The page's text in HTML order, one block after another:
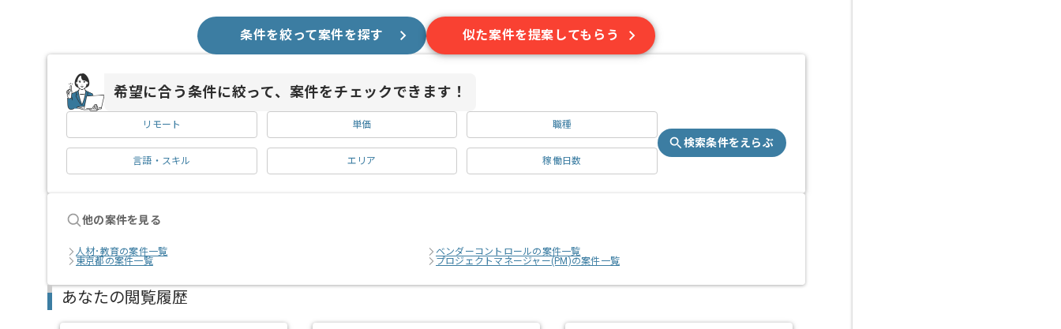
条件を絞って案件を探す 似た案件を提案してもらう
希望に合う条件に絞って、案件をチェックできます！
リモート 単価 職種
言語・スキル エリア 稼働日数
検索条件をえらぶ
他の案件を見る
人材･教育の案件一覧
ベンダーコントロールの案件一覧
東京都の案件一覧
プロジェクトマネージャー(PM)の案件一覧
あなたの閲覧履歴